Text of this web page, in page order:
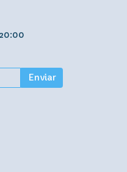
Enviar